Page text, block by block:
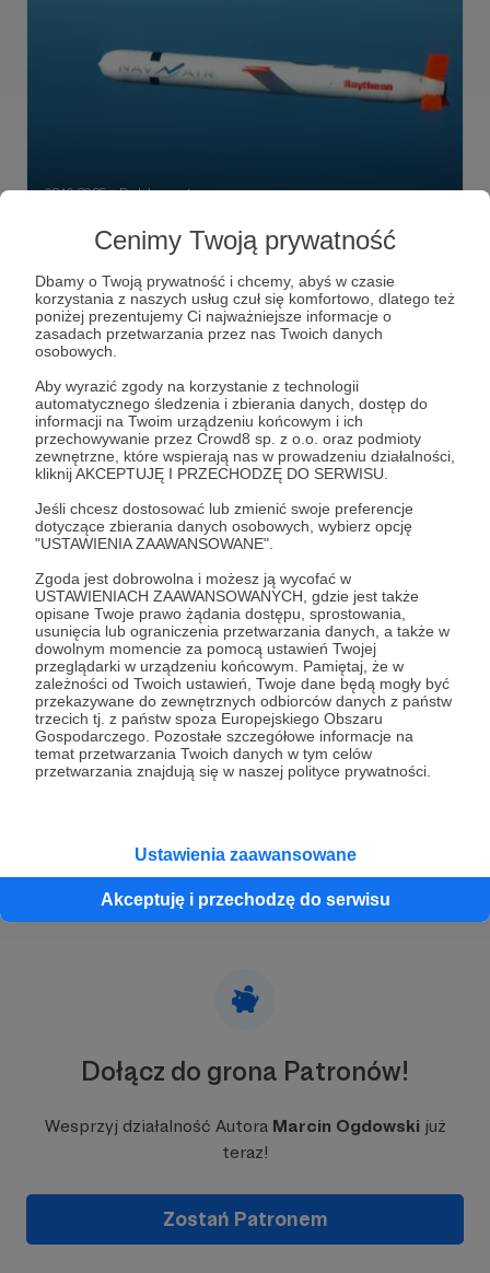
Cenimy Twoją prywatność
Dbamy o Twoją prywatność i chcemy, abyś w czasie
korzystania z naszych usług czuł się komfortowo, dlatego też
poniżej prezentujemy Ci najważniejsze informacje o
zasadach przetwarzania przez nas Twoich danych
osobowych.
Aby wyrazić zgody na korzystanie z technologii
automatycznego śledzenia i zbierania danych, dostęp do
informacji na Twoim urządzeniu końcowym i ich
przechowywanie przez Crowd8 sp. z o.o. oraz podmioty
zewnętrzne, które wspierają nas w prowadzeniu działalności,
kliknij AKCEPTUJĘ I PRZECHODZĘ DO SERWISU.
Jeśli chcesz dostosować lub zmienić swoje preferencje
dotyczące zbierania danych osobowych, wybierz opcję
"USTAWIENIA ZAAWANSOWANE".
Zgoda jest dobrowolna i możesz ją wycofać w
USTAWIENIACH ZAAWANSOWANYCH, gdzie jest także
opisane Twoje prawo żądania dostępu, sprostowania,
usunięcia lub ograniczenia przetwarzania danych, a także w
dowolnym momencie za pomocą ustawień Twojej
przeglądarki w urządzeniu końcowym. Pamiętaj, że w
zależności od Twoich ustawień, Twoje dane będą mogły być
przekazywane do zewnętrznych odbiorców danych z państw
trzecich tj. z państw spoza Europejskiego Obszaru
Gospodarczego. Pozostałe szczegółowe informacje na
temat przetwarzania Twoich danych w tym celów
przetwarzania znajdują się w naszej polityce prywatności.
Ustawienia zaawansowane
Akceptuję i przechodzę do serwisu
03.10.2025 ● Brak komentarzy
Obuch
Tatarzyn za łeb trzyma”. Czy coś może tę równowagę
zburzyć? Owszem…
Tomahawk JASSM pocisk manewrujący +5
03.11.2022 ● Brak komentarzy
"Łaskawca"
Rzecz o tym, jak wymiękł putin. Premiera wpisu na
Patronite!
rosja rosjanie +4
Dołącz do grona Patronów!
Wesprzyj działalność Autora Marcin Ogdowski już
teraz!
Zostań Patronem